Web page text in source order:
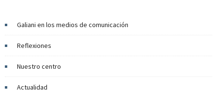
Galiani en los medios de comunicación
Reflexiones
Nuestro centro
Actualidad